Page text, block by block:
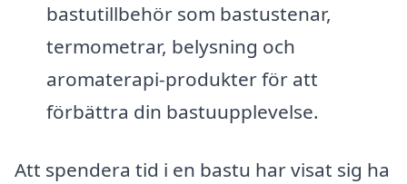
bastutillbehör som bastustenar,
termometrar, belysning och
aromaterapi-produkter för att
förbättra din bastuupplevelse.
Att spendera tid i en bastu har visat sig ha